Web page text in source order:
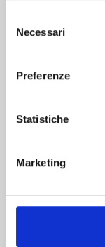
delNecessari
Preferenze
Statistiche
Marketing